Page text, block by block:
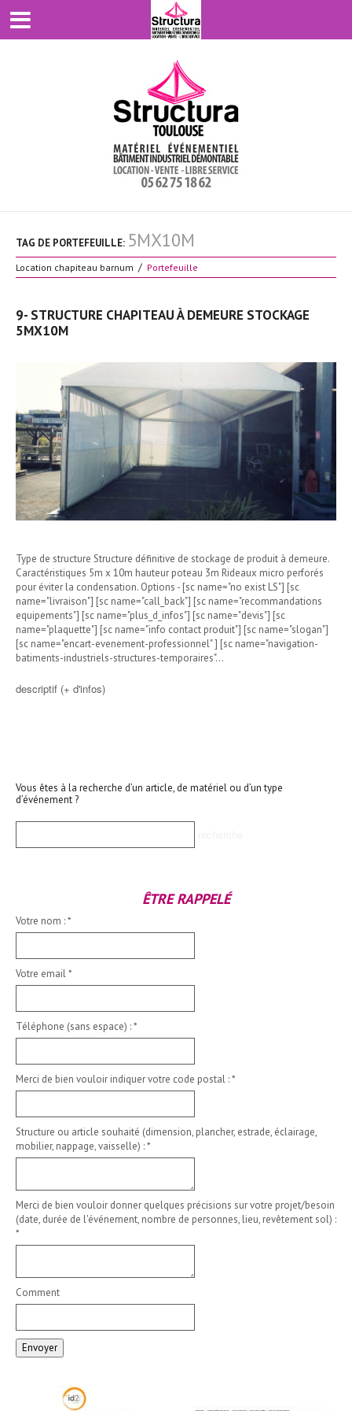
TAG DE PORTEFEUILLE: 5MX10M
Location chapiteau barnum Portefeuille
9- STRUCTURE CHAPITEAU À DEMEURE STOCKAGE
5MX10M
Type de structure Structure définitive de stockage de produit à demeure.
Caractéristiques 5m x 10m hauteur poteau 3m Rideaux micro perforés
pour éviter la condensation. Options - [sc name="no exist LS"] [sc
name="livraison"] [sc name="call_back"] [sc name="recommandations
equipements"] [sc name="plus_d_infos"] [sc name="devis"] [sc
name="plaquette"] [sc name="info contact produit"] [sc name="slogan"]
[sc name="encart-evenement-professionnel" ] [sc name="navigation-
batiments-industriels-structures-temporaires"…
descriptif (+ d'infos)
Vous êtes à la recherche d’un article, de matériel ou d’un type
d’événement ?
ÊTRE RAPPELÉ
Votre nom :*
Votre email*
Téléphone (sans espace) :*
Merci de bien vouloir indiquer votre code postal :*
Structure ou article souhaité (dimension, plancher, estrade, éclairage,
mobilier, nappage, vaisselle) :*
Merci de bien vouloir donner quelques précisions sur votre projet/besoin
(date, durée de l'événement, nombre de personnes, lieu, revêtement sol) :
*
Comment
Envoyer